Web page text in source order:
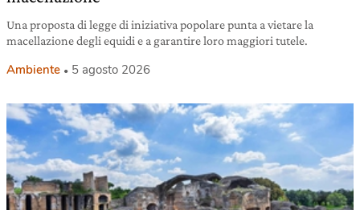
Una proposta di legge di iniziativa popolare punta a vietare la
macellazione degli equidi e a garantire loro maggiori tutele.
Ambiente 5 agosto 2026